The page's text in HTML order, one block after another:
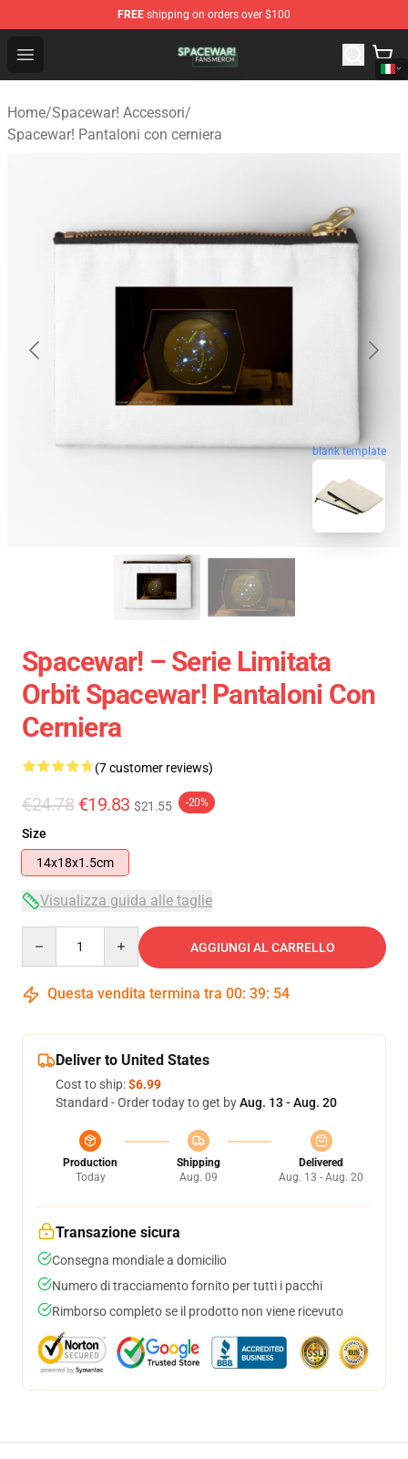
FREE shipping on orders over $100
Open menu
Spacewar! Shop - Official Spacewar! Merchandise Store
Home/Spacewar! Accessori/
Spacewar! Pantaloni con cerniera
blank template
Spacewar! – Serie Limitata
Orbit Spacewar! Pantaloni Con
Cerniera
(7 customer reviews)
€24.78 €19.83 $21.55 -20%
Size
14x18x1.5cm
Visualizza guida alle taglie
AGGIUNGI AL CARRELLO
Questa vendita termina tra 00: 39: 53
Deliver to United States
Cost to ship:$6.99
Standard - Order today to get byAug. 13 - Aug. 20
Production
Today
Shipping
Aug. 09
Delivered
Aug. 13 - Aug. 20
Transazione sicura
Consegna mondiale a domicilio
Numero di tracciamento fornito per tutti i pacchi
Rimborso completo se il prodotto non viene ricevuto